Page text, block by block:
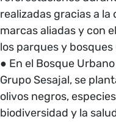
realizadas gracias a
marcas aliadas y con
los parques y
● En el Bosque
Grupo Sesajal, se
olivos negros,
biodiversidad y la